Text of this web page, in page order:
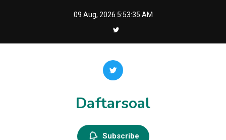
09 Aug, 2026 5:53:35 AM
Daftarsoal
Subscribe